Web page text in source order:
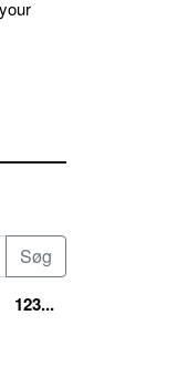
123...